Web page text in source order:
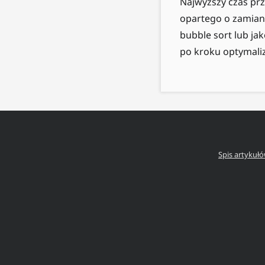
opartego o
bubble sort lub
po kroku
Spis